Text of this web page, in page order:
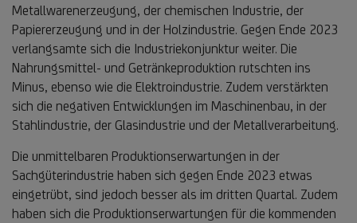
Metallwarenerzeugung, der chemischen Industrie, der
Papiererzeugung und in der Holzindustrie. Gegen Ende 2023
verlangsamte sich die Industriekonjunktur weiter. Die
Nahrungsmittel- und Getränkeproduktion rutschten ins
Minus, ebenso wie die Elektroindustrie. Zudem verstärkten
sich die negativen Entwicklungen im Maschinenbau, in der
Stahlindustrie, der Glasindustrie und der Metallverarbeitung.
Die unmittelbaren Produktionserwartungen in der
Sachgüterindustrie haben sich gegen Ende 2023 etwas
eingetrübt, sind jedoch besser als im dritten Quartal. Zudem
haben sich die Produktionserwartungen für die kommenden